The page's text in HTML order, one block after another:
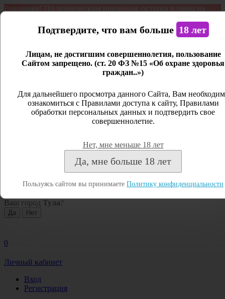
Внимание! По техническим причинам, остатки и цены на
является демонстрационным. Дистанционная продажа не
Открыть сайдбар
Личный кабинет
Закрыть
Посмотреть все результаты
Ваш город Тула ?
0
Личный кабинет
Вход
Регистрация
Подтвердите, что вам больше 18 лет
Лицам, не достигшим совершеннолетия, пользование
Сайтом запрещено. (ст. 20 ФЗ №15 «Об охране здоровья
граждан..»)
Для дальнейшего просмотра данного Сайта, Вам
ознакомиться с Правилами доступа к сайту, Правилами
обработки персональных данных и подтвердить свое
совершеннолетие.
Нет, мне меньше 18 лет
Да, мне больше 18 лет
Пользуясь сайтом вы принимаете Политику конфиденциальности